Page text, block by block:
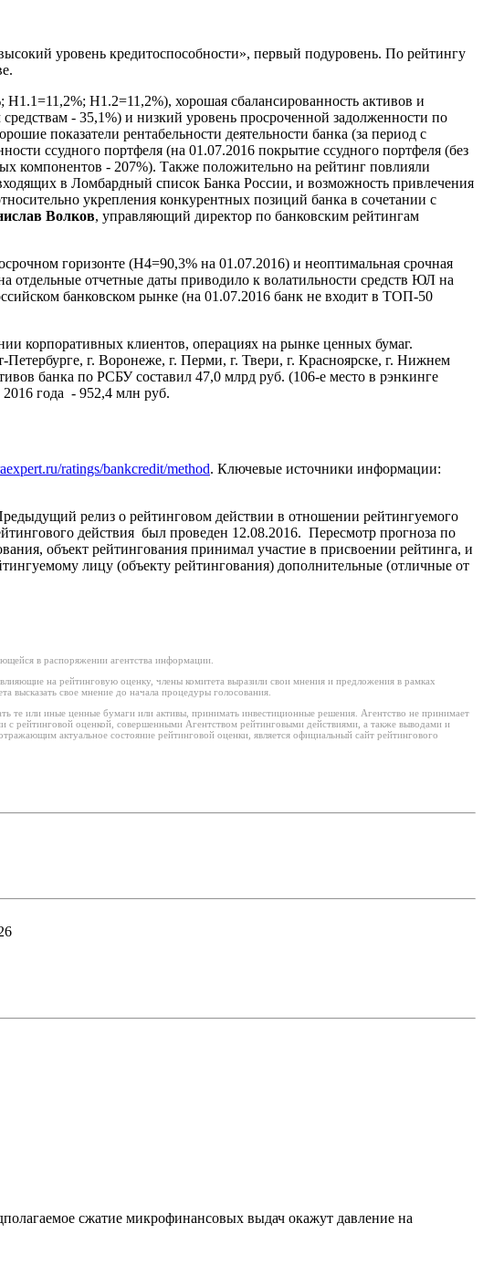
уровень кредитоспособности», первый подуровень. По рейтингу
Н1.2=11,2%), хорошая сбалансированность активов и
- 35,1%) и низкий уровень просроченной задолженности по
показатели рентабельности деятельности банка (за период с
ссудного портфеля (на 01.07.2016 покрытие ссудного портфеля (без
компонентов - 207%). Также положительно на рейтинг повлияли
в Ломбардный список Банка России, и возможность привлечения
укрепления конкурентных позиций банка в сочетании с
Волков, управляющий директор по банковским рейтингам
горизонте (Н4=90,3% на 01.07.2016) и неоптимальная срочная
отдельные отчетные даты приводило к волатильности средств ЮЛ на
банковском рынке (на 01.07.2016 банк не входит в ТОП-50
корпоративных клиентов, операциях на рынке ценных бумаг.
г. Воронеже, г. Перми, г. Твери, г. Красноярске, г. Нижнем
банка по РСБУ составил 47,0 млрд руб. (106-е место в рэнкинге
года - 952,4 млн руб.
ratings/bankcredit/method. Ключевые источники информации:
релиз о рейтинговом действии в отношении рейтингуемого
действия был проведен 12.08.2016. Пересмотр прогноза по
объект рейтингования принимал участие в присвоении рейтинга, и
лицу (объекту рейтингования) дополнительные (отличные от
в распоряжении агентства информации.
на рейтинговую оценку, члены комитета выразили свои мнения и предложения в рамках
высказать свое мнение до начала процедуры голосования.
те или иные ценные бумаги или активы, принимать инвестиционные решения. Агентство не принимает
с рейтинговой оценкой, совершенными Агентством рейтинговыми действиями, а также выводами и
актуальное состояние рейтинговой оценки, является официальный сайт рейтингового
сжатие микрофинансовых выдач окажут давление на